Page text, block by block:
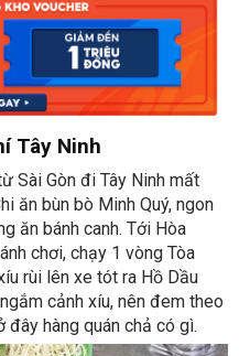
Tây Ninh
Sài Gòn đi Tây Ninh mất
ăn bùn bò Minh Quý, ngon
ăn bánh canh. Tới Hòa
chơi, chạy 1 vòng Tòa
rùi lên xe tót ra Hồ Dầu
cảnh xíu, nên đem theo
hàng quán chả có gì.